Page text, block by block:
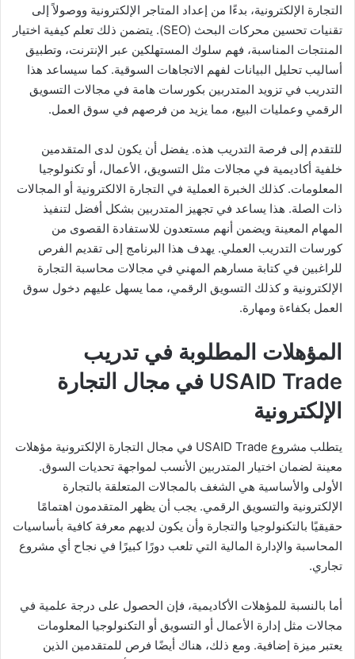
التجارة الإلكترونية، بدءًا من إعداد المتاجر الإلكترونية ووصولاً إلى
تقنيات تحسين محركات البحث (SEO). يتضمن ذلك تعلم كيفية اختيار
المنتجات المناسبة، فهم سلوك المستهلكين عبر الإنترنت، وتطبيق
أساليب تحليل البيانات لفهم الاتجاهات السوقية. كما سيساعد هذا
التدريب في تزويد المتدربين بكورسات هامة في مجالات التسويق
الرقمي وعمليات البيع، مما يزيد من فرصهم في سوق العمل.
للتقدم إلى فرصة التدريب هذه. يفضل أن يكون لدى المتقدمين
خلفية أكاديمية في مجالات مثل التسويق، الأعمال، أو تكنولوجيا
المعلومات. كذلك الخبرة العملية في التجارة الالكترونية أو المجالات
ذات الصلة. هذا يساعد في تجهيز المتدربين بشكل أفضل لتنفيذ
المهام المعينة ويضمن أنهم مستعدون للاستفادة القصوى من
كورسات التدريب العملي. يهدف هذا البرنامج إلى تقديم الفرص
للراغبين في كتابة مسارهم المهني في مجالات محاسبة التجارة
الإلكترونية و كذلك التسويق الرقمي، مما يسهل عليهم دخول سوق
العمل بكفاءة ومهارة.
المؤهلات المطلوبة في تدريب
USAID Trade في مجال التجارة
الإلكترونية
يتطلب مشروع USAID Trade في مجال التجارة الإلكترونية مؤهلات
معينة لضمان اختيار المتدربين الأنسب لمواجهة تحديات السوق.
الأولى والأساسية هي الشغف بالمجالات المتعلقة بالتجارة
الإلكترونية والتسويق الرقمي. يجب أن يظهر المتقدمون اهتمامًا
حقيقيًا بالتكنولوجيا والتجارة وأن يكون لديهم معرفة كافية بأساسيات
المحاسبة والإدارة المالية التي تلعب دورًا كبيرًا في نجاح أي مشروع
تجاري.
أما بالنسبة للمؤهلات الأكاديمية، فإن الحصول على درجة علمية في
مجالات مثل إدارة الأعمال أو التسويق أو التكنولوجيا المعلومات
يعتبر ميزة إضافية. ومع ذلك، هناك أيضًا فرص للمتقدمين الذين